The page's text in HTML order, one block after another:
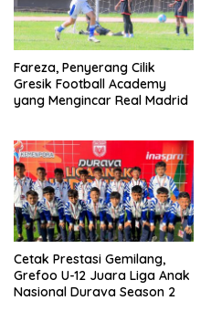
Fareza, Penyerang Cilik
Gresik Football Academy
yang Mengincar Real Madrid
Cetak Prestasi Gemilang,
Grefoo U-12 Juara Liga Anak
Nasional Durava Season 2